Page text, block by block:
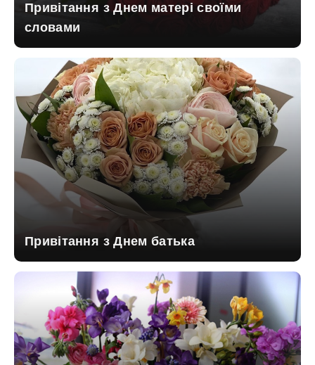
Привітання з Днем матері своїми
словами
Привітання з Днем батька